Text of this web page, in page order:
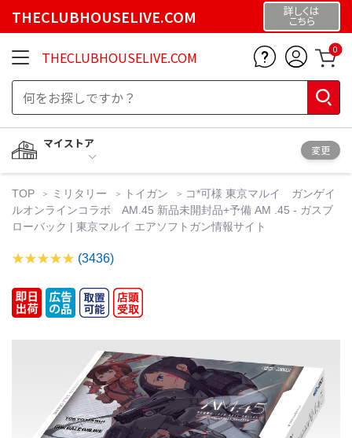
THECLUBHOUSELIVE.COM 詳しくは
こちら
THECLUBHOUSELIVE.COM 0
マイストア
変更
TOP ミリタリー トイガン
コ*可様 東京マルイ ガンゲイ
ルオンラインコラボ AM.45 新品未開封品+予備 AM .45 - ガスブ
ローバック | 東京マルイ エアソフトガン情報サイト
(3436)